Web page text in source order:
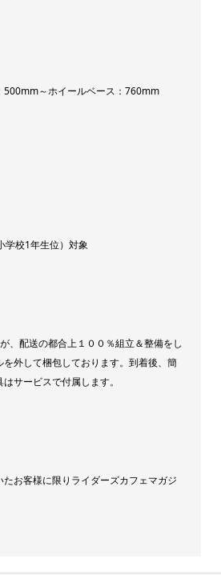
500mm～ホイールベース：760mm
学校1年生位）対象
、配送の都合上１００％組立＆整備をし
外して梱包しております。到着後、簡
サービスで付属します。
お客様に限りライダーズカフェマガジ